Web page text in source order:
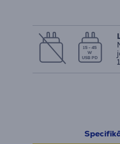
15 - 45
W
USB PD